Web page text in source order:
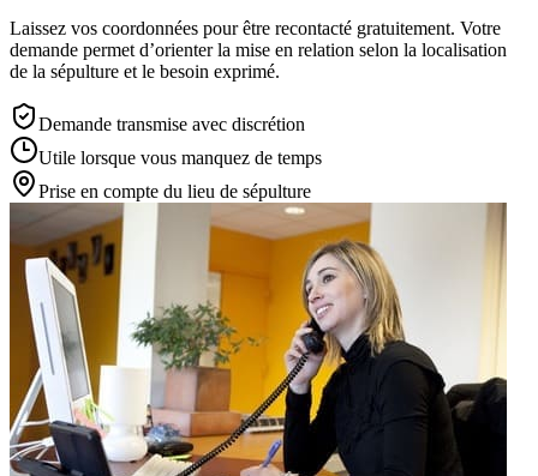
Laissez vos coordonnées pour être recontacté gratuitement. Votre
demande permet d’orienter la mise en relation selon la localisation
de la sépulture et le besoin exprimé.
Demande transmise avec discrétion
Utile lorsque vous manquez de temps
Prise en compte du lieu de sépulture